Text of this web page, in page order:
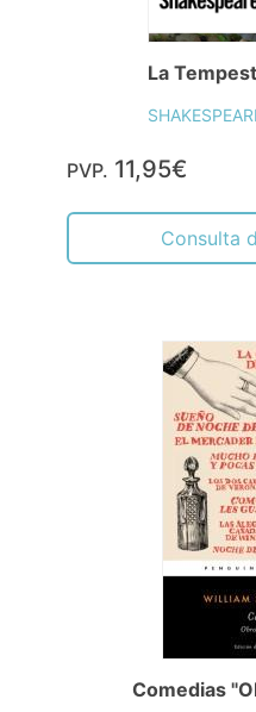
La
PVP. 11,95€
Consulta
Comedias